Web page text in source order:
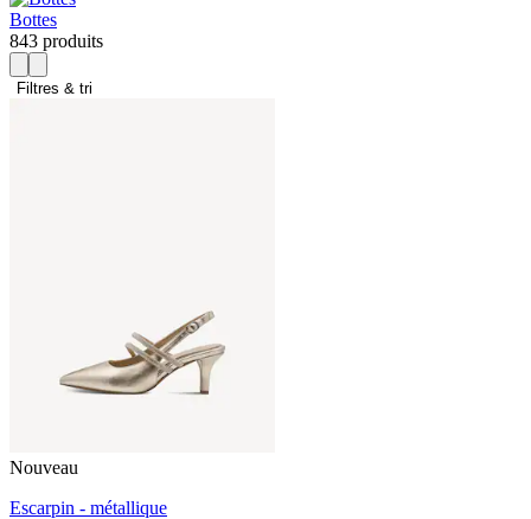
Bottes
843 produits
Nouveau
Escarpin - métallique